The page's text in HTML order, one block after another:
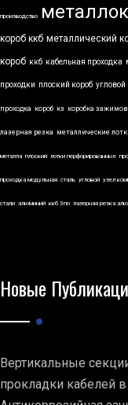
производство
короб ккб металлический
короб ккб кабельная проходка
проходки плоский короб угловой
проходка короб кз коробка зажимов
лазерная резка металлические
металла плоский лотки перфорированные
проходка модульная сталь угловой узел
стали алюминий ккб 3по лазерная резка
Новые
Вертикальные
прокладки кабелей